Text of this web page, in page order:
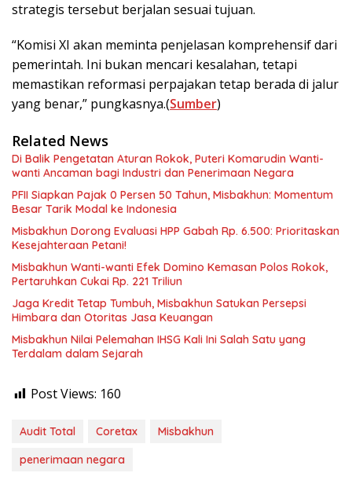
strategis tersebut berjalan sesuai tujuan.
“Komisi XI akan meminta penjelasan komprehensif dari
pemerintah. Ini bukan mencari kesalahan, tetapi
memastikan reformasi perpajakan tetap berada di jalur
yang benar,” pungkasnya.(Sumber)
Related News
Di Balik Pengetatan Aturan Rokok, Puteri Komarudin Wanti-
wanti Ancaman bagi Industri dan Penerimaan Negara
PFII Siapkan Pajak 0 Persen 50 Tahun, Misbakhun: Momentum
Besar Tarik Modal ke Indonesia
Misbakhun Dorong Evaluasi HPP Gabah Rp. 6.500: Prioritaskan
Kesejahteraan Petani!
Misbakhun Wanti-wanti Efek Domino Kemasan Polos Rokok,
Pertaruhkan Cukai Rp. 221 Triliun
Jaga Kredit Tetap Tumbuh, Misbakhun Satukan Persepsi
Himbara dan Otoritas Jasa Keuangan
Misbakhun Nilai Pelemahan IHSG Kali Ini Salah Satu yang
Terdalam dalam Sejarah
Post Views: 160
Audit Total Coretax
Misbakhun
penerimaan negara